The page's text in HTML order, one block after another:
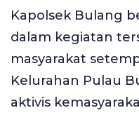
Kapolsek Bulang
dalam kegiatan
masyarakat
Kelurahan Pulau
aktivis